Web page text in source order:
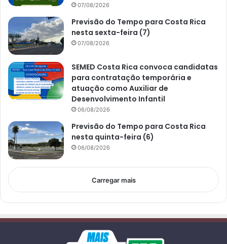
07/08/2026
Previsão do Tempo para Costa Rica
nesta sexta-feira (7)
07/08/2026
SEMED Costa Rica convoca candidatas
para contratação temporária e
atuação como Auxiliar de
Desenvolvimento Infantil
06/08/2026
Previsão do Tempo para Costa Rica
nesta quinta-feira (6)
06/08/2026
Carregar mais